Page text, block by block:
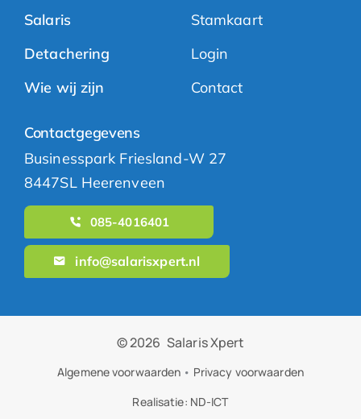
Salaris
Detachering
Wie wij zijn
Stamkaart
Login
Contact
Contactgegevens
Businesspark Friesland-W 27
8447SL Heerenveen
085-4016401
info@salarisxpert.nl
© 2026 Salaris Xpert
Algemene voorwaarden • Privacy voorwaarden
Realisatie: ND-ICT